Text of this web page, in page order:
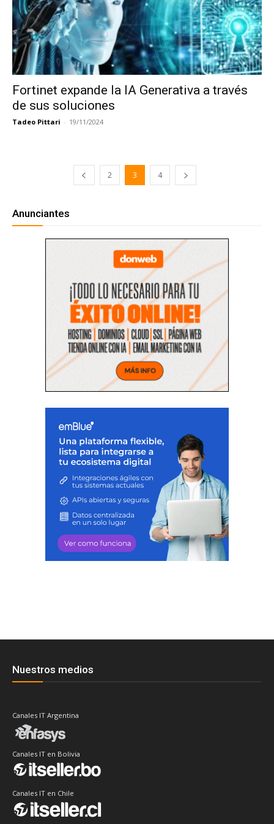
Fortinet expande la IA Generativa a través
de sus soluciones
Tadeo Pittari - 19/11/2024
2 3 4
Anunciantes
Nuestros medios
Canales IT Argentina
Canales IT en Bolivia
Canales IT en Chile